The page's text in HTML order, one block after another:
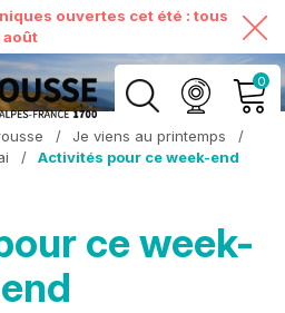
ouvertes cet été : tous
août
0
MON COMPTE
/ Je viens au printemps
/
/
Activités pour ce week-end
ce week-
end